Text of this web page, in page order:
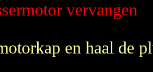
vervangen
en haal de